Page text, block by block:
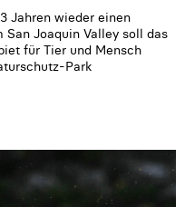
Jahren wieder einen
San Joaquin Valley soll das
für Tier und Mensch
Park